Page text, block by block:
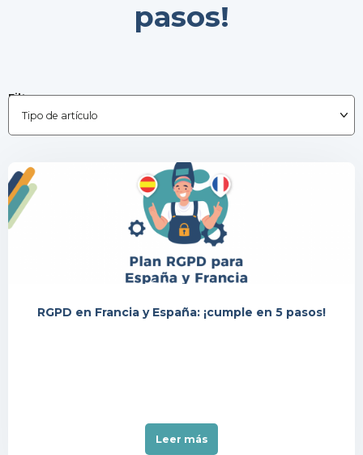
pasos!
Filtrar por :
Événement
RGPD en Francia y España: ¡cumple en 5 pasos!
Leer más